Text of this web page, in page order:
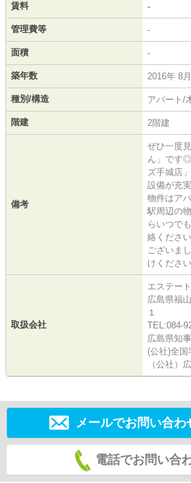
賃料 -
管理費等 -
面積 -
築年数 2016年 8
種別/構造 アパート/
階建 2階建
備考
ぜひ一度
ん」です
ズ手城店
設備が充
物件はア
駅周辺の
らいつで
絡くださ
ございま
けくださ
取扱会社
エステー
広島県福
１
TEL:084-
広島県知
(公社)全
（公社）
メールでお問い合わ
電話でお問い合